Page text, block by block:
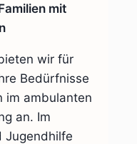
mit
wir für
Bedürfnisse
im ambulanten
an. Im
Jugendhilfe